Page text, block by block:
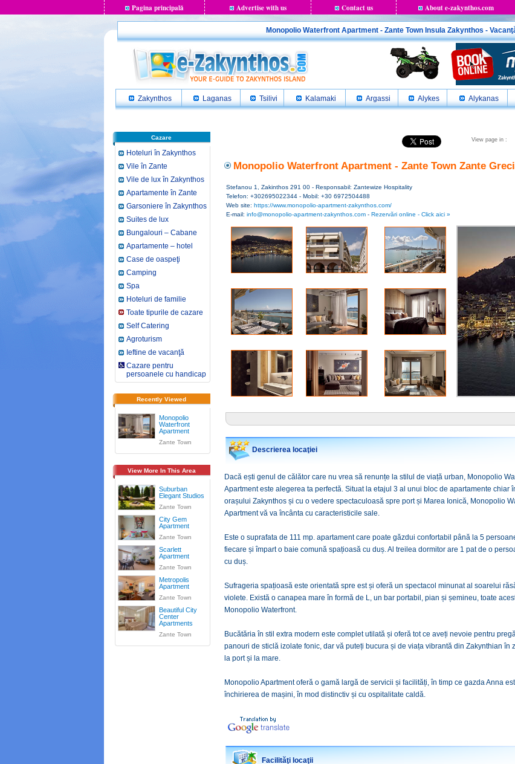
Pagina principală Advertise with us Contact us About e-zakynthos.com
Monopolio Waterfront Apartment - Zante Town Insula Zakynthos -
Zakynthos Laganas Tsilivi Kalamaki Argassi Alykes Alykanas
Cazare
Hoteluri în Zakynthos
Vile în Zante
Vile de lux în Zakynthos
Apartamente în Zante
Garsoniere în Zakynthos
Suites de lux
Bungalouri – Cabane
Apartamente – hotel
Case de oaspeţi
Camping
Spa
Hoteluri de familie
Toate tipurile de cazare
Self Catering
Agroturism
Ieftine de vacanţă
Cazare pentru
persoanele cu handicap
Recently Viewed
Monopolio
Waterfront
Apartment
Zante Town
View More In This Area
Suburban
Elegant Studios
Zante Town
City Gem
Apartment
Zante Town
Scarlett
Apartment
Zante Town
Metropolis
Apartment
Zante Town
Beautiful City
Center
Apartments
Zante Town
View page in :
Monopolio Waterfront Apartment - Zante Town Zante
Stefanou 1, Zakinthos 291 00 - Responsabil: Zantewize Hospitality
Telefon: +302695022344 - Mobil: +30 6972504488
Web site: https://www.monopolio-apartment-zakynthos.com/
E-mail: info@monopolio-apartment-zakynthos.com - Rezervări online - Click aici »
Descrierea locaţiei
Dacă ești genul de călător care nu vrea să renunțe la stilul de viață urban, Monopolio
Apartment este alegerea ta perfectă. Situat la etajul 3 al unui bloc de apartamente chiar
orașului Zakynthos și cu o vedere spectaculoasă spre port și Marea Ionică, Monopolio
Apartment vă va încânta cu caracteristicile sale.
Este o suprafata de 111 mp. apartament care poate găzdui confortabil până la 5
fiecare și împart o baie comună spațioasă cu duș. Al treilea dormitor are 1 pat de o
cu duș.
Sufrageria spațioasă este orientată spre est și oferă un spectacol minunat al soarelui
violete. Există o canapea mare în formă de L, un bar portabil, pian și șemineu, toate
Monopolio Waterfront.
Bucătăria în stil extra modern este complet utilată și oferă tot ce aveți nevoie pentru
panouri de sticlă izolate fonic, dar vă puteți bucura și de viața vibrantă din Zakynthian
la port și la mare.
Monopolio Apartment oferă o gamă largă de servicii și facilități, în timp ce gazda Anna
închirierea de mașini, în mod distinctiv și cu ospitalitate caldă.
Facilităţi locaţii